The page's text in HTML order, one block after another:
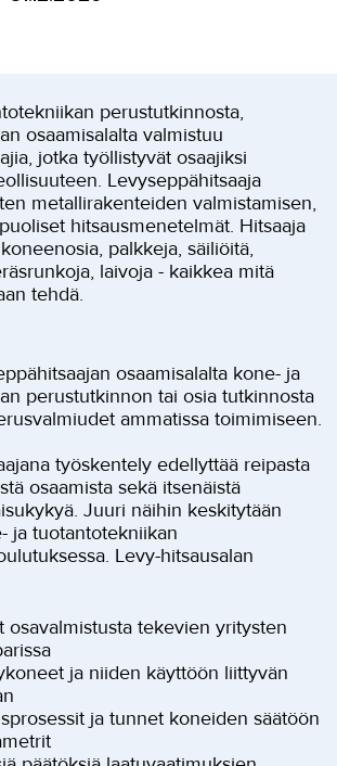
perustutkinnosta,
osaamisalalta valmistuu
jotka työllistyvät osaajiksi
Levyseppähitsaaja
metallirakenteiden valmistamisen,
hitsausmenetelmät. Hitsaaja
palkkeja, säiliöitä,
laivoja - kaikkea mitä
tehdä.
osaamisalalta kone- ja
perustutkinnon tai osia tutkinnosta
ammatissa toimimiseen.
työskentely edellyttää reipasta
osaamista sekä itsenäistä
Juuri näihin keskitytään
ja tuotantotekniikan
Levy-hitsausalan
osavalmistusta tekevien yritysten
ja niiden käyttöön liittyvän
ja tunnet koneiden säätöön